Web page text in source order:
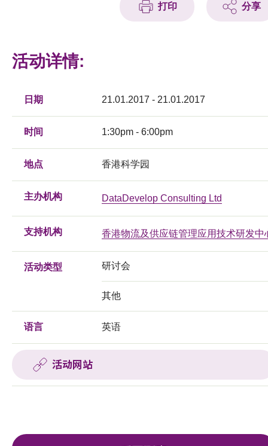
打印 分享
活动详情:
日期 21.01.2017 - 21.01.2017
时间 1:30pm - 6:00pm
地点 香港科学园
主办机构 DataDevelop Consulting Ltd
支持机构 香港物流及供应链管理应用技术研发中
活动类型 研讨会
其他
语言 英语
活动网站